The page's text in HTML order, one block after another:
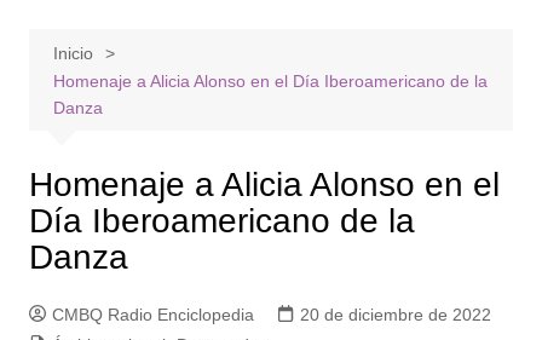
Inicio
Homenaje a Alicia Alonso en el Día Iberoamericano de la
Danza
Homenaje a Alicia Alonso en el
Día Iberoamericano de la
Danza
CMBQ Radio Enciclopedia
20 de diciembre de 2022